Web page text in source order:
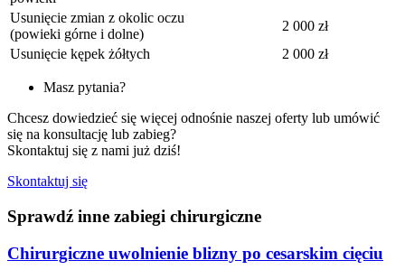
Usunięcie zmian z okolic oczu
(powieki górne i dolne)
2 000 zł
Usunięcie kępek żółtych
2 000 zł
Masz pytania?
Chcesz dowiedzieć się więcej odnośnie naszej oferty lub umówić
się na konsultację lub zabieg?
Skontaktuj się z nami już dziś!
Skontaktuj się
Sprawdź inne zabiegi chirurgiczne
Chirurgiczne uwolnienie blizny po cesarskim cięciu